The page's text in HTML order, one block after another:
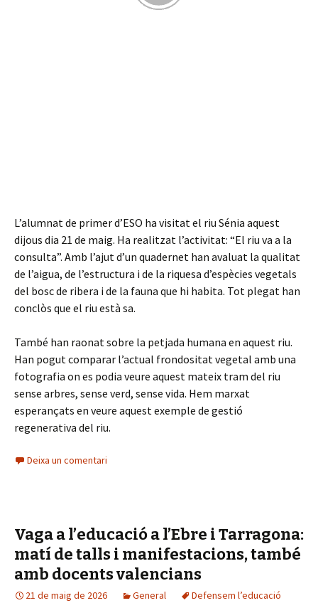
L’alumnat de primer d’ESO ha visitat el riu Sénia aquest
dijous dia 21 de maig. Ha realitzat l’activitat: “El riu va a la
consulta”. Amb l’ajut d’un quadernet han avaluat la qualitat
de l’aigua, de l’estructura i de la riquesa d’espècies vegetals
del bosc de ribera i de la fauna que hi habita. Tot plegat han
conclòs que el riu està sa.
També han raonat sobre la petjada humana en aquest riu.
Han pogut comparar l’actual frondositat vegetal amb una
fotografia on es podia veure aquest mateix tram del riu
sense arbres, sense verd, sense vida. Hem marxat
esperançats en veure aquest exemple de gestió
regenerativa del riu.
Deixa un comentari
Vaga a l’educació a l’Ebre i Tarragona:
matí de talls i manifestacions, també
amb docents valencians
21 de maig de 2026 General
Defensem l’educació